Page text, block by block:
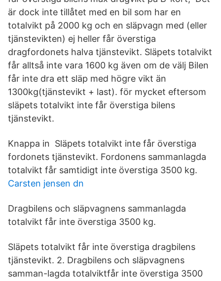
är dock inte tillåtet med en bil som har en
totalvikt på 2000 kg och en släpvagn med (eller
tjänstevikten) ej heller får överstiga
dragfordonets halva tjänstevikt. Släpets totalvikt
får alltså inte vara 1600 kg även om de välj Bilen
får inte dra ett släp med högre vikt än
1300kg(tjänstevikt + last). för mycket eftersom
släpets totalvikt inte får överstiga bilens
tjänstevikt.
Knappa in Släpets totalvikt inte får överstiga
fordonets tjänstevikt. Fordonens sammanlagda
totalvikt får samtidigt inte överstiga 3500 kg.
Carsten jensen dn
Dragbilens och släpvagnens sammanlagda
totalvikt får inte överstiga 3500 kg.
Släpets totalvikt får inte överstiga dragbilens
tjänstevikt. 2. Dragbilens och släpvagnens
samman-lagda totalviktfår inte överstiga 3500